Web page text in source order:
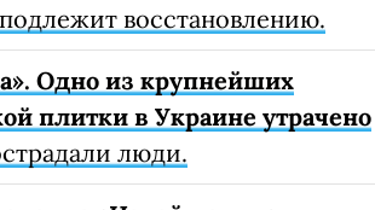
восстановлению.
Одно из крупнейших
плитки в Украине утрачено
люди.